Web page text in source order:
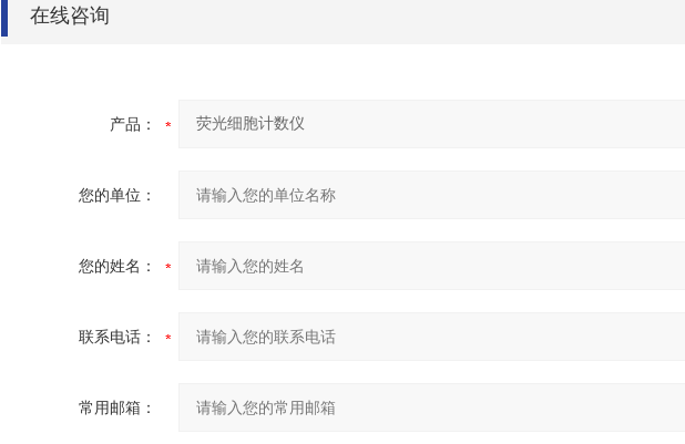
在线咨询
产品：
您的单位：
您的姓名：
联系电话：
常用邮箱：